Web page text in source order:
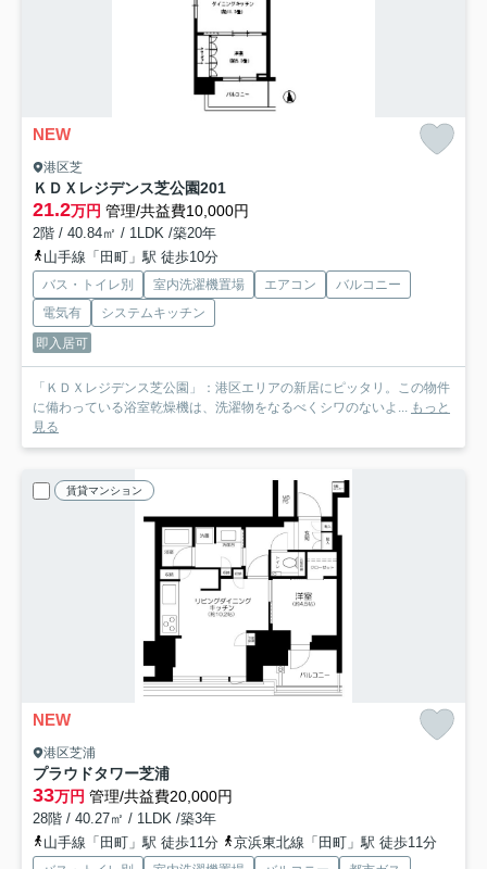
NEW
港区芝
ＫＤＸレジデンス芝公園201
21.2万円 管理/共益費10,000円
2階 / 40.84㎡ / 1LDK /築20年
山手線「田町」駅 徒歩10分
バス・トイレ別 室内洗濯機置場 エアコン
バルコニー
電気有
システムキッチン
即入居可
「ＫＤＸレジデンス芝公園」：港区エリアの新居にピッタリ。この物件
に備わっている浴室乾燥機は、洗濯物をなるべくシワのないよ... もっと
見る
賃貸マンション
NEW
港区芝浦
プラウドタワー芝浦
33万円 管理/共益費20,000円
28階 / 40.27㎡ / 1LDK /築3年
山手線「田町」駅 徒歩11分
京浜東北線「田町」駅 徒歩11分